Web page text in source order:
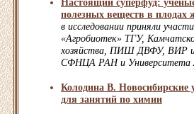
полезных веществ в плодах
в исследовании приняли
«Агробиотек» ТГУ,
хозяйства, ПИШ ДВФУ, ВИР
СФНЦА РАН и
Колодина В. Новосибирские
для занятий по химии